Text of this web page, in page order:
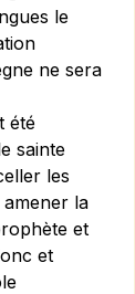
le
ne sera
été
sainte
les
la
et
et